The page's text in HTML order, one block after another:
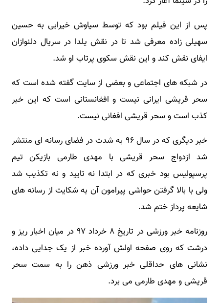
پس از این فیلم بود که توسط سیاوش خیرابی به حسین
سهیلی زاده معرفی شد تا در نقش یلدا در سریال دلنوازان
ایفای نقش کند و این نقش سکوی پرتاب او شد.
در شبکه های اجتماعی و بعضی از سایت گفته شده است که
سحر قریشی ایرانی نیست و افغانستانی است که این خبر
کذب است و سحر قریشی افغانی نیست.
خبر دیگری که در سال ۹۶ به شدت در فضای رسانه ای منتشر
شد ازدواج سحر قریشی با مهدی طارمی بازیکن تیم
پرسپولیس بود خبری که در ابتدا نه تایید و نه تکذیب شد
ولی با بالا گرفتن حواشی پیرامون آن به شکایت از رسانه های
شایعه پرداز ختم شد.
روزنامه خبر ورزشی در تاریخ ۸ خرداد ۹۷ در میان اخبار ریز و
درشت که روی صفحه اولش آورده خبر از یک جدایی داده،
نشانی های حداقلی خبر ورزشی ذهن را به سمت سحر
قریشی و مهدی طارمی می برد.